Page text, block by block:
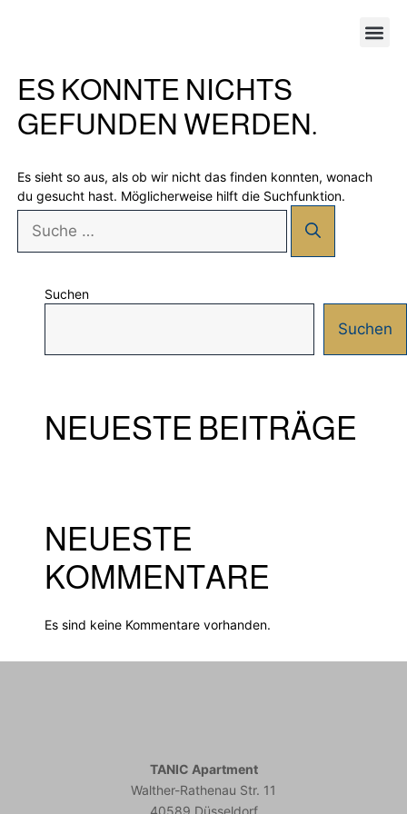
ES KONNTE NICHTS
GEFUNDEN WERDEN.
Es sieht so aus, als ob wir nicht das finden konnten, wonach
du gesucht hast. Möglicherweise hilft die Suchfunktion.
Suchen
Suchen
NEUESTE BEITRÄGE
NEUESTE
KOMMENTARE
Es sind keine Kommentare vorhanden.
TANIC Apartment
Walther-Rathenau Str. 11
40589 Düsseldorf